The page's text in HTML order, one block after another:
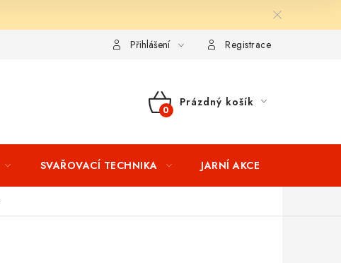
Splátkový prodej Tabulka velikostí oblečení
Přihlášení Registrace
NÁKUPNÍ
Prázdný košík
SVAŘOVACÍ TECHNIKA JARNÍ AKCE